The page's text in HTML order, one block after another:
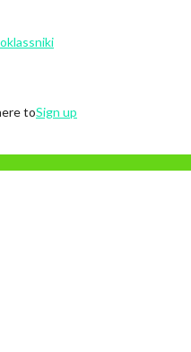
toSign up